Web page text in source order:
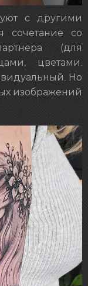
с другими
сочетание со
(для
цветами.
Но
изображений